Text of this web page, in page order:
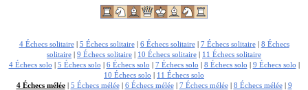
4 Échecs solitaire| 5 Échecs solitaire| 6 Échecs solitaire| 7 Échecs solitaire| 8 Échecs
solitaire | 9 Échecs solitaire | 10 Échecs solitaire | 11 Échecs solitaire
4 Échecs solo | 5 Échecs solo | 6 Échecs solo | 7 Échecs solo | 8 Échecs solo | 9 Échecs solo |
10 Échecs solo | 11 Échecs solo
4 Échecs mélée| 5 Échecs mélée| 6 Échecs mélée| 7 Échecs mélée| 8 Échecs mélée| 9